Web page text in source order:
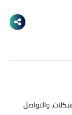
والتواصل